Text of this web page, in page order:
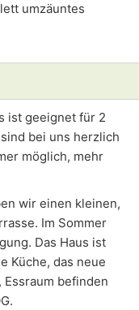
umzäuntes
ist geeignet für 2
bei uns herzlich
möglich, mehr
wir einen kleinen,
Im Sommer
Das Haus ist
Küche, das neue
befinden